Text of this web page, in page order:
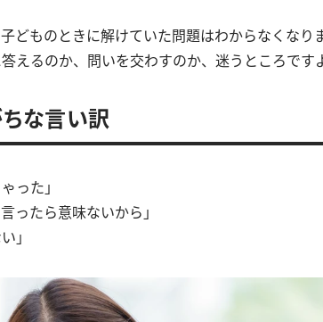
どものときに解けていた問題はわからなくなりま
えるのか、問いを交わすのか、迷うところです
な言い訳
った」
ったら意味ないから」
」